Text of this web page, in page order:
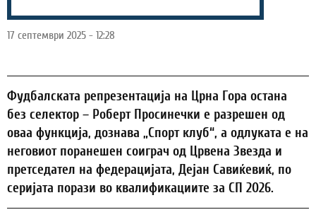
17 септември 2025 - 12:28
Фудбалската репрезентација на Црна Гора остана
без селектор – Роберт Просинечки е разрешен од
оваа функција, дознава „Спорт клуб“, а одлуката е на
неговиот поранешен соиграч од Црвена Звезда и
претседател на федерацијата, Дејан Савиќевиќ, по
серијата порази во квалификациите за СП 2026.